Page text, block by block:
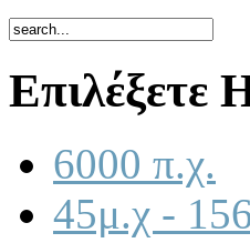
Επιλέξετε
6000 π.χ.
45μ.χ -